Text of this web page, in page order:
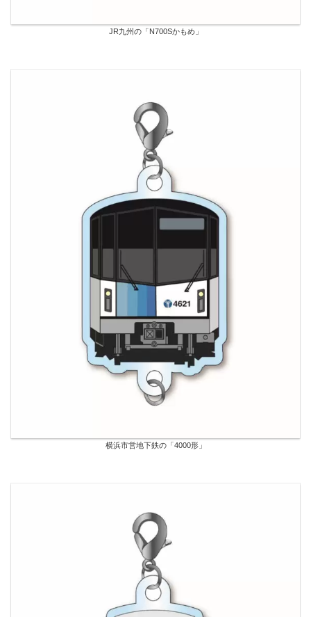
JR九州の「N700Sかもめ」
横浜市営地下鉄の「4000形」